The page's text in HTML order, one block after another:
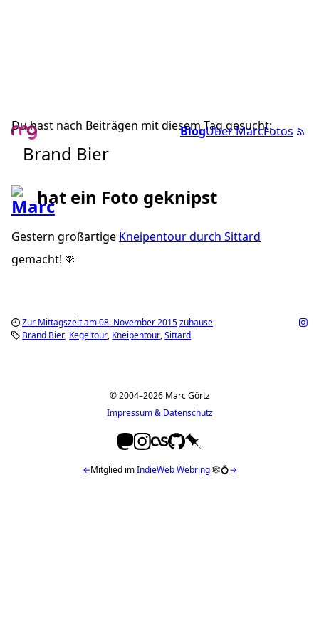
BlogÜber MarcFotos
Du hast nach Beiträgen mit diesem Tag gesucht:
Brand Bier
hat ein Foto geknipst
Gestern großartige Kneipentour durch Sittard
gemacht! 🍻
Zur Mittagszeit am 08. November 2015zuhause
Brand Bier Kegeltour Kneipentour Sittard
© 2004–2026 Marc Görtz
Impressum & Datenschutz
←Mitglied imIndieWeb Webring🕸💍→